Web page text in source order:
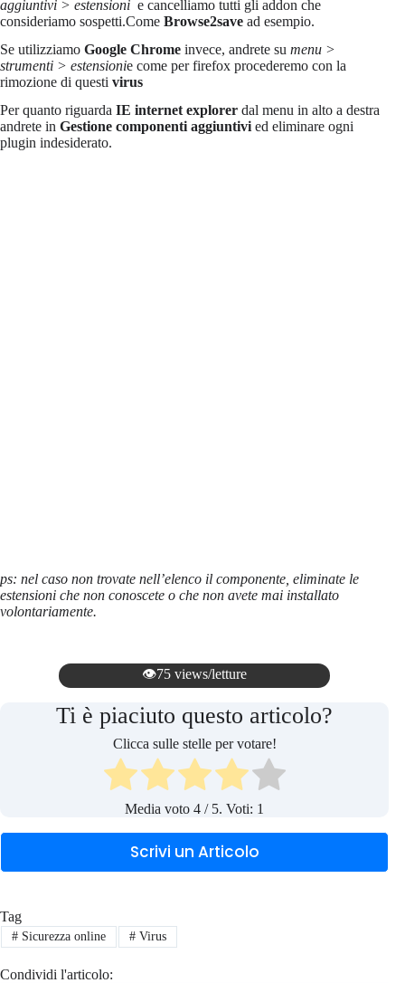
aggiuntivi > estensioni e cancelliamo tutti gli addon che
consideriamo sospetti.Come Browse2save ad esempio.
Se utilizziamo Google Chrome invece, andrete su menu >
strumenti > estensionie come per firefox procederemo con la
rimozione di questi virus
Per quanto riguarda IE internet explorer dal menu in alto a destra
andrete in Gestione componenti aggiuntivi ed eliminare ogni
plugin indesiderato.
ps: nel caso non trovate nell’elenco il componente, eliminate le
estensioni che non conoscete o che non avete mai installato
volontariamente.
👁️75 views/letture
Ti è piaciuto questo articolo?
Clicca sulle stelle per votare!
Media voto4 / 5. Voti: 1
Scrivi un Articolo
Tag
#Sicurezza online #Virus
Condividi l'articolo: